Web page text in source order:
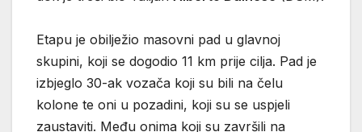
Etapu je obilježio masovni pad u glavnoj
skupini, koji se dogodio 11 km prije cilja. Pad je
izbjeglo 30-ak vozača koji su bili na čelu
kolone te oni u pozadini, koji su se uspjeli
zaustaviti. Među onima koji su završili na